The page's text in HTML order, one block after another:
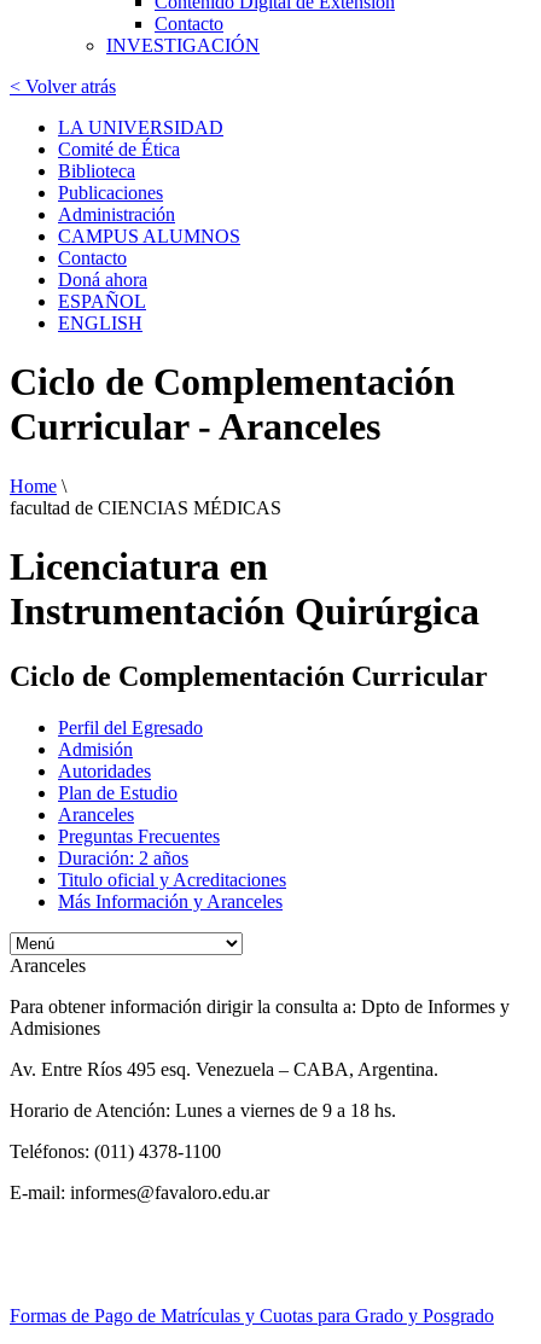
Contacto
INVESTIGACIÓN
< Volver atrás
LA UNIVERSIDAD
Comité de Ética
Biblioteca
Publicaciones
Administración
CAMPUS ALUMNOS
Contacto
Doná ahora
ESPAÑOL
ENGLISH
Ciclo de Complementación
Curricular - Aranceles
Home \
facultad de CIENCIAS MÉDICAS
Licenciatura en
Instrumentación Quirúrgica
Ciclo de Complementación Curricular
Perfil del Egresado
Admisión
Autoridades
Plan de Estudio
Aranceles
Preguntas Frecuentes
Duración: 2 años
Titulo oficial y Acreditaciones
Más Información y Aranceles
Aranceles
Para obtener información dirigir la consulta a: Dpto de Informes y
Admisiones
Av. Entre Ríos 495 esq. Venezuela – CABA, Argentina.
Horario de Atención: Lunes a viernes de 9 a 18 hs.
Teléfonos: (011) 4378-1100
E-mail: informes@favaloro.edu.ar
Formas de Pago de Matrículas y Cuotas para Grado y Posgrado